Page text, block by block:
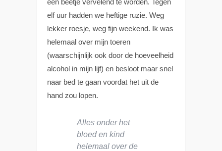
een beetje vervelend te worden. Tegen
elf uur hadden we heftige ruzie. Weg
lekker roesje, weg fijn weekend. Ik was
helemaal over mijn toeren
(waarschijnlijk ook door de hoeveelheid
alcohol in mijn lijf) en besloot maar snel
naar bed te gaan voordat het uit de
hand zou lopen.
Alles onder het
bloed en kind
helemaal over de